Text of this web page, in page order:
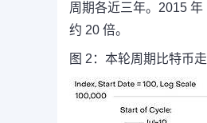
周期各近三年。2015
约 20 倍。
图 2：本轮周期比特币